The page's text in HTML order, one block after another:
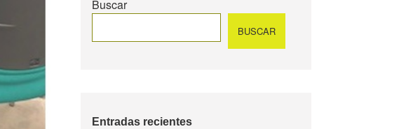
Buscar
BUSCAR
Entradas recientes